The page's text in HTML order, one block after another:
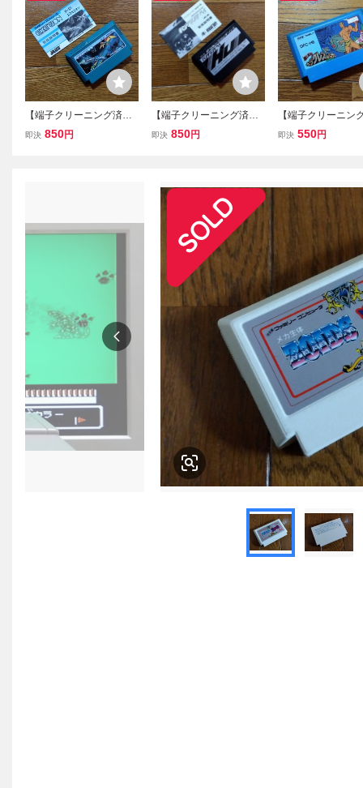
【端子クリーニング済
み】FC エクセリオン
即決 850円
【端子クリーニング済
み】FC バンゲリングベ
即決 850円
【端子クリーニン
み】FC 闘人魔境
即決 550円